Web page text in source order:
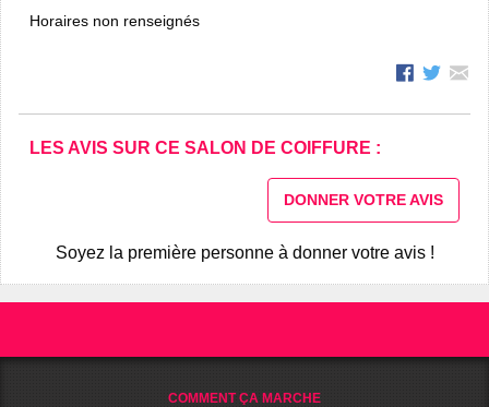
Horaires non renseignés
LES AVIS SUR CE SALON DE COIFFURE :
DONNER VOTRE AVIS
Soyez la première personne à donner votre avis !
COMMENT ÇA MARCHE